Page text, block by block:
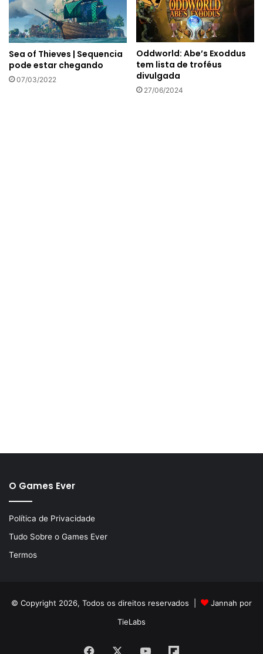
Sea of Thieves | Sequencia
pode estar chegando
07/03/2022
Oddworld: Abe’s Exoddus
tem lista de troféus
divulgada
27/06/2024
O Games Ever
Política de Privacidade
Tudo Sobre o Games Ever
Termos
© Copyright 2026, Todos os direitos reservados |
Jannah por
TieLabs
Facebook YouTube